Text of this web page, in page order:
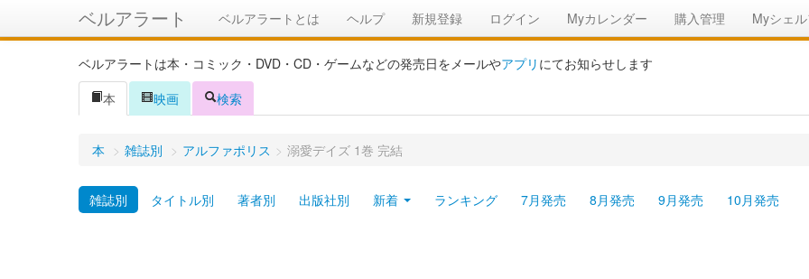
ベルアラート ベルアラートとは ヘルプ 新規登録 ログイン Myカレンダー 購入管理 Myシェ
ベルアラートは本・コミック・DVD・CD・ゲームなどの発売日をメールやアプリ にてお知らせします
本
映画 検索
本 > 雑誌別 > アルファポリス > 溺愛デイズ 1巻 完結
雑誌別 タイトル別 著者別 出版社別 新着 ランキング 7月発売 8月発売 9月発売 10月発売